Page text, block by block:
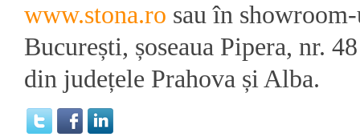
www.stona.ro sau în
București, șoseaua Pipera, nr.
din județele Prahova și Alba.